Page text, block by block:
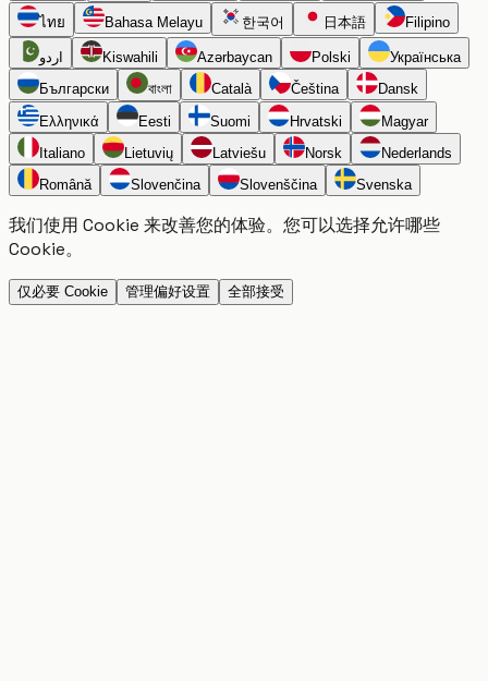
ไทย
Bahasa Melayu 한국어 日本語 Filipino
اردو Kiswahili Azərbaycan Polski
Українська
Български
বাংলা Català Čeština
Dansk
Ελληνικά
Eesti Suomi Hrvatski
Magyar
Italiano
Lietuvių Latviešu Norsk
Nederlands
Română
Slovenčina Slovenščina Svenska
我们使用 Cookie 来改善您的体验。您可以选择允许哪些
Cookie。
仅必要 Cookie 管理偏好设置 全部接受